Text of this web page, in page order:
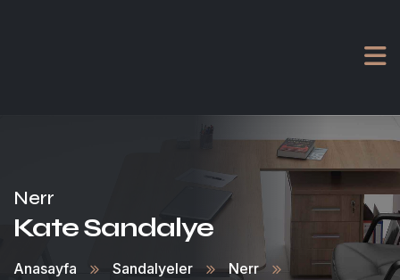
Nerr
Kate Sandalye
Anasayfa Sandalyeler
Nerr